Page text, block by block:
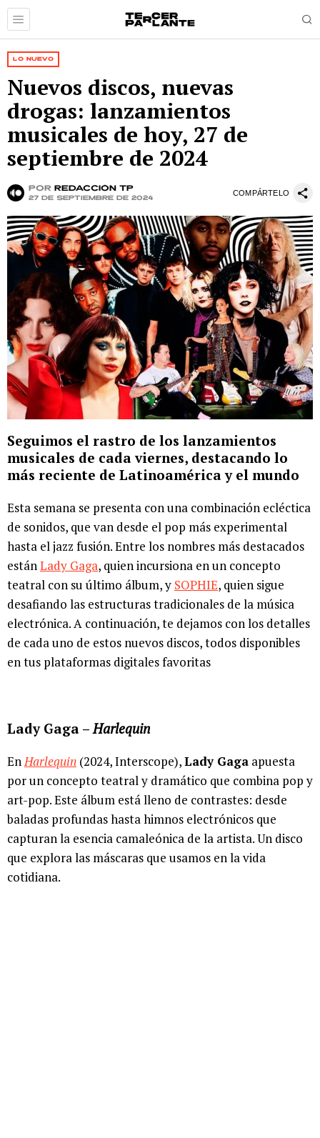
LO NUEVO
Nuevos discos, nuevas
drogas: lanzamientos
musicales de hoy, 27 de
septiembre de 2024
por Redacción TP
27 de septiembre de 2024
COMPÁRTELO
Seguimos el rastro de los lanzamientos
musicales de cada viernes, destacando lo
más reciente de Latinoamérica y el mundo
Esta semana se presenta con una combinación ecléctica
de sonidos, que van desde el pop más experimental
hasta el jazz fusión. Entre los nombres más destacados
estánLady Gaga, quien incursiona en un concepto
teatral con su último álbum, y SOPHIE, quien sigue
desafiando las estructuras tradicionales de la música
electrónica. A continuación, te dejamos con los detalles
de cada uno de estos nuevos discos, todos disponibles
en tus plataformas digitales favoritas
Lady Gaga –Harlequin
EnHarlequin (2024, Interscope),Lady Gaga apuesta
por un concepto teatral y dramático que combina pop y
art-pop. Este álbum está lleno de contrastes: desde
baladas profundas hasta himnos electrónicos que
capturan la esencia camaleónica de la artista. Un disco
que explora las máscaras que usamos en la vida
cotidiana.